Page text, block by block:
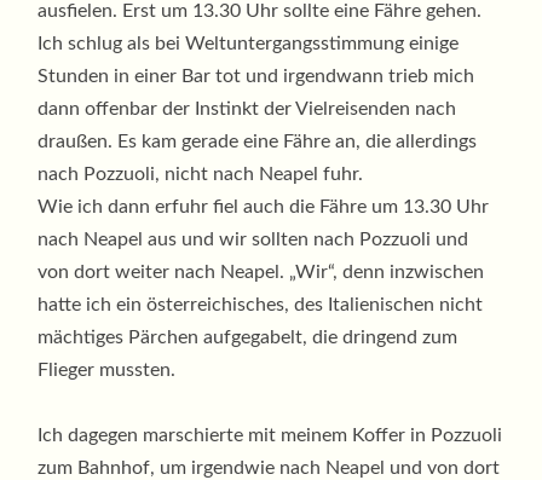
ausfielen. Erst um 13.30 Uhr sollte eine Fähre gehen.
Ich schlug als bei Weltuntergangsstimmung einige
Stunden in einer Bar tot und irgendwann trieb mich
dann offenbar der Instinkt der Vielreisenden nach
draußen. Es kam gerade eine Fähre an, die allerdings
nach Pozzuoli, nicht nach Neapel fuhr.
Wie ich dann erfuhr fiel auch die Fähre um 13.30 Uhr
nach Neapel aus und wir sollten nach Pozzuoli und
von dort weiter nach Neapel. „Wir“, denn inzwischen
hatte ich ein österreichisches, des Italienischen nicht
mächtiges Pärchen aufgegabelt, die dringend zum
Flieger mussten.
Ich dagegen marschierte mit meinem Koffer in Pozzuoli
zum Bahnhof, um irgendwie nach Neapel und von dort